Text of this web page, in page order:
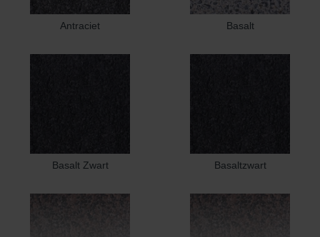
Antraciet Basalt
Basalt Zwart Basaltzwart